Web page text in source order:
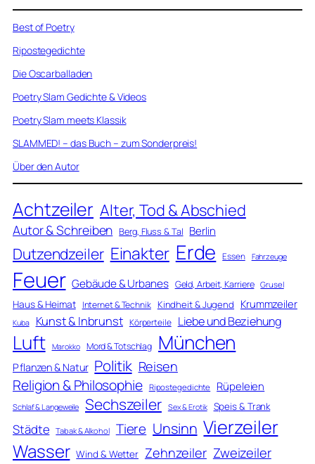
Best of Poetry
Ripostegedichte
Die Oscarballaden
Poetry Slam Gedichte & Videos
Poetry Slam meets Klassik
SLAMMED! – das Buch – zum Sonderpreis!
Über den Autor
Achtzeiler Alter, Tod & Abschied
Autor & Schreiben Berg, Fluss & Tal Berlin
Dutzendzeiler Einakter Erde Essen Fahrzeuge
Feuer Gebäude & Urbanes Geld, Arbeit, Karriere Grusel
Haus & Heimat Internet & Technik Kindheit & Jugend Krummzeiler
Kuba Kunst & Inbrunst Körperteile Liebe und Beziehung
Luft Marokko Mord & Totschlag München
Pflanzen & Natur Politik Reisen
Religion & Philosophie Ripostegedichte Rüpeleien
Schlaf & Langeweile Sechszeiler Sex & Erotik Speis & Trank
Städte Tabak & Alkohol Tiere Unsinn Vierzeiler
Wasser Wind & Wetter Zehnzeiler Zweizeiler